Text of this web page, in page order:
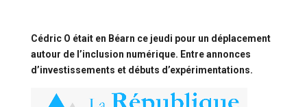
Cédric O était en Béarn ce jeudi pour un déplacement
autour de l’inclusion numérique. Entre annonces
d’investissements et débuts d’expérimentations.